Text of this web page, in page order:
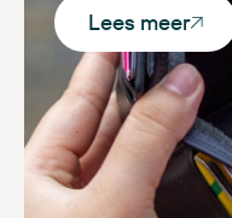
Lees meer